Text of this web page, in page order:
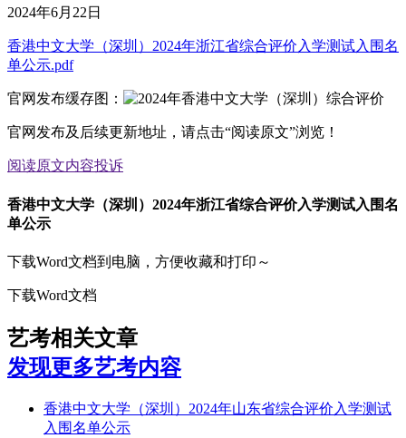
2024年6月22日
香港中文大学（深圳）2024年浙江省综合评价入学测试入围名
单公示.pdf
官网发布缓存图：
官网发布及后续更新地址，请点击“阅读原文”浏览！
阅读原文内容投诉
香港中文大学（深圳）2024年浙江省综合评价入学测试入围名
单公示
下载Word文档到电脑，方便收藏和打印～
下载Word文档
艺考相关文章
发现更多艺考内容
香港中文大学（深圳）2024年山东省综合评价入学测试
入围名单公示